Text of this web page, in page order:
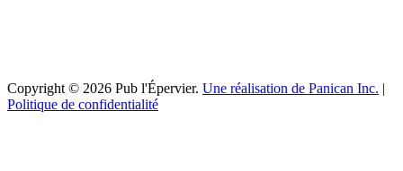
Copyright © 2026 Pub l'Épervier. Une réalisation de Panican Inc. |
Politique de confidentialité